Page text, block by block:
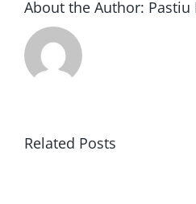
About the Author: Pastiu
Related Posts